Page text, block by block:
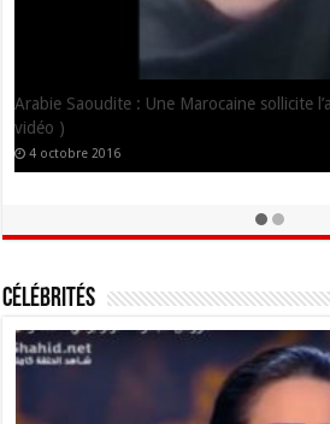
Arabie Saoudite : Une Marocaine sollicite
vidéo )
4 octobre 2016
Célébrités